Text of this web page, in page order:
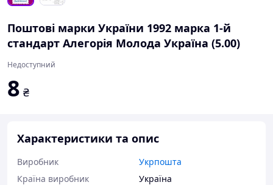
Поштові марки України 1992 марка 1-й
стандарт Алегорія Молода Україна (5.00)
Недоступний
8 ₴
Характеристики та опис
Виробник
Укрпошта
Країна виробник
Україна